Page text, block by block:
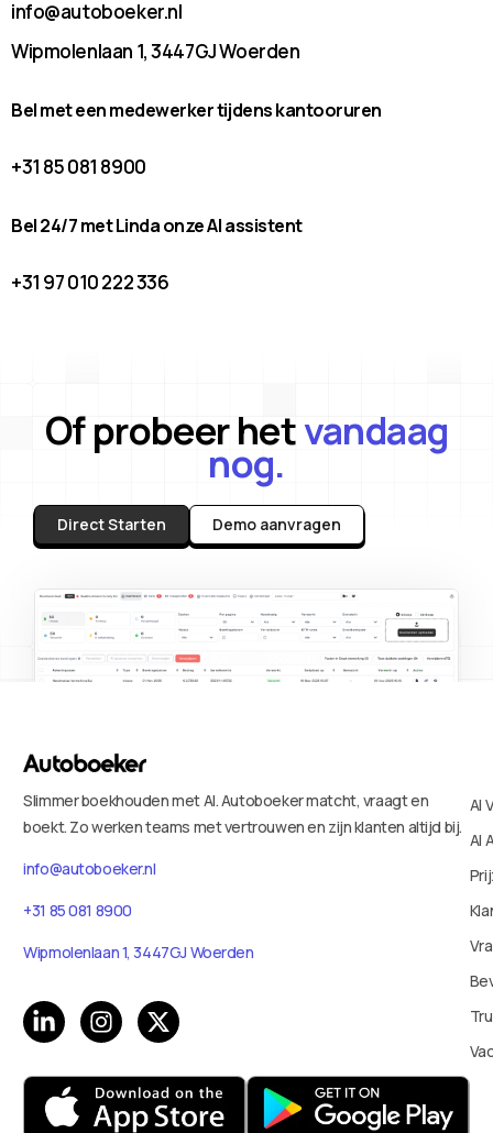
info@autoboeker.nl
Wipmolenlaan 1, 3447GJ Woerden
Bel met een medewerker tijdens kantooruren
+31 85 081 8900
Bel 24/7 met Linda onze AI assistent
+31 97 010 222 336
Of probeer hetvandaag
nog.
Direct Starten Demo aanvragen
Slimmer boekhouden met AI. Autoboeker matcht, vraagt en
boekt. Zo werken teams met vertrouwen en zijn klanten altijd bij.
info@autoboeker.nl
+31 85 081 8900
Wipmolenlaan 1, 3447GJ Woerden
AI
AI